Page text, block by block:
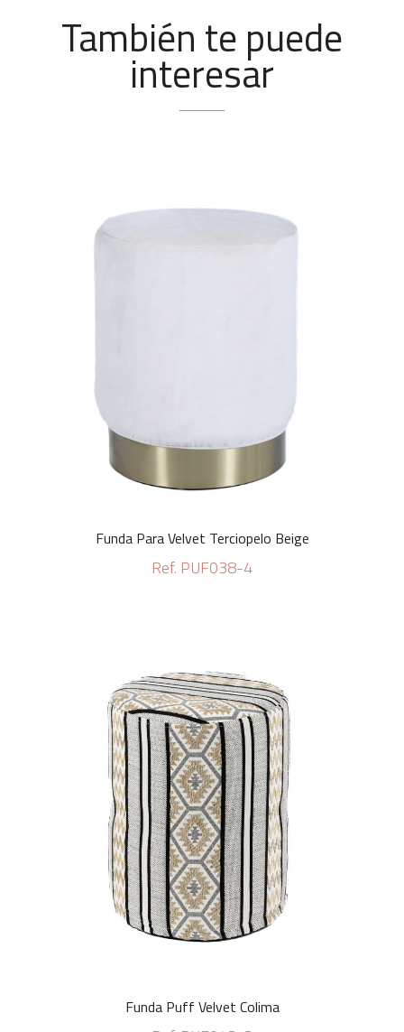
También te puede
interesar
Funda Para Velvet Terciopelo Beige
Ref. PUF038-4
Funda Puff Velvet Colima